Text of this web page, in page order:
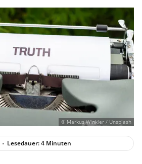
© Markus Winkler / Unsplash
Lesedauer: 4 Minuten